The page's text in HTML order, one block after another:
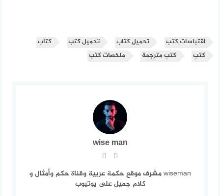
اقتباسات كتب تحميل كتاب تحميل كتب
كتاب
كتب
كتب مترجمة ملخصات كتب
wise man
wiseman مشرف موقع حكمة عربية وقناة حكم وأمثال و
كلام جميل على يوتيوب